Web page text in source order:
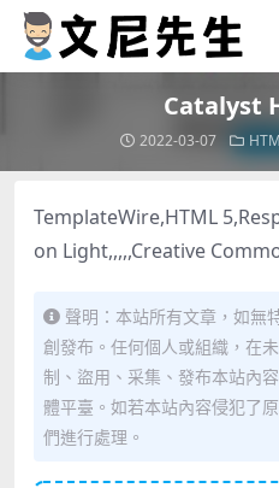
Catalyst
2022-03-07
TemplateWire,HTML
on Light,,,,,Creative
聲明：本站所有文章，如無
創發布。任何個人或組織，在
制、盜用、采集、發布本站內
體平臺。如若本站內容侵犯了
們進行處理。